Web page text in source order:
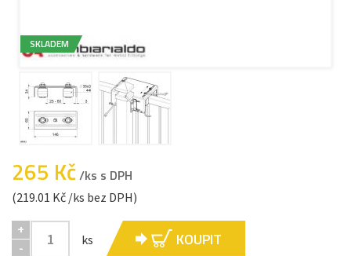
SKLADEM
265 Kč/ks s DPH
(219.01 Kč /ks bez DPH)
+
-
ks KOUPIT